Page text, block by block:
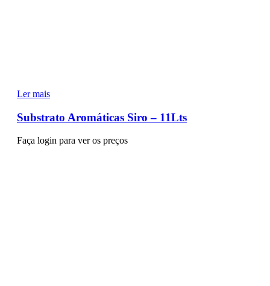
Ler mais
Substrato Aromáticas Siro – 11Lts
Faça login para ver os preços